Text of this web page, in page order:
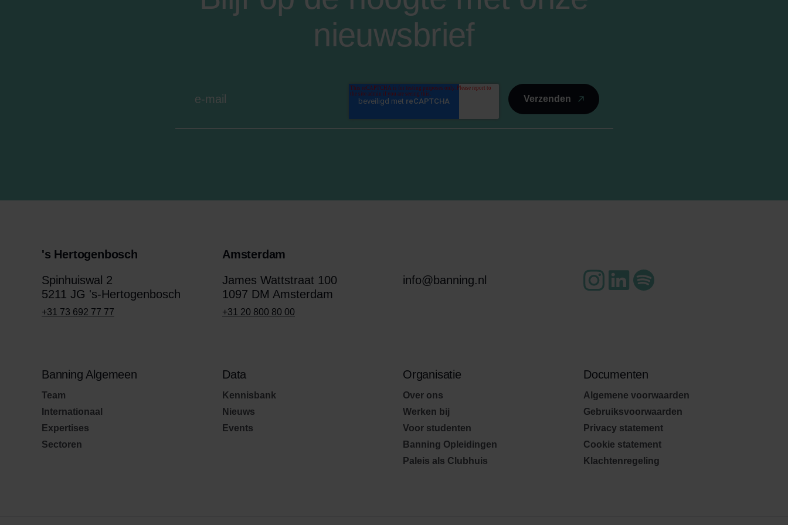
nieuwsbrief
's Hertogenbosch
Spinhuiswal 2
5211 JG 's-Hertogenbosch
+31 73 692 77 77
Amsterdam
James Wattstraat 100
1097 DM Amsterdam
+31 20 800 80 00
info@banning.nl
Banning Algemeen
Team
Internationaal
Expertises
Sectoren
Data
Kennisbank
Nieuws
Events
Organisatie
Over ons
Werken bij
Voor studenten
Banning Opleidingen
Paleis als Clubhuis
Documenten
Algemene voorwaarden
Gebruiksvoorwaarden
Privacy statement
Cookie statement
Klachtenregeling